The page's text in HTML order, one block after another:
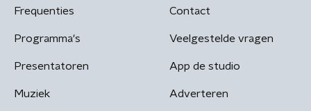
Frequenties
Programma's
Presentatoren
Muziek
Contact
Veelgestelde vragen
App de studio
Adverteren